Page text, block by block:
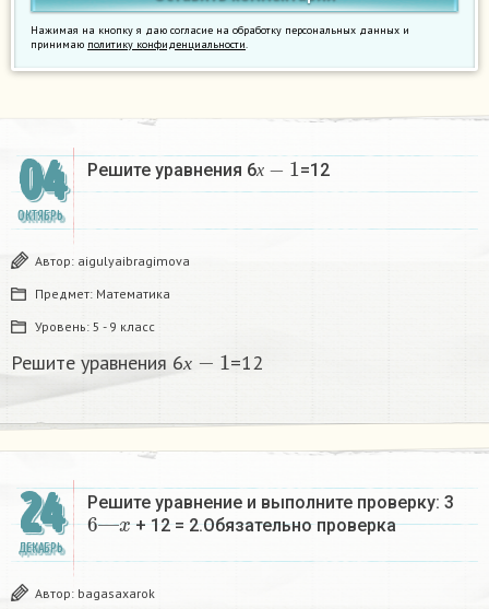
Нажимая на кнопку я даю согласие на обработку персональных данных и
принимаю политику конфиденциальности.
04
ОКТЯБРЬ
Решите уравнения 6х
х − 1
=12
Автор: aigulyaibragimova
Предмет: Математика
Уровень: 5 - 9 класс
Решите уравнения 6х =12
24
ДЕКАБРЬ
Решите уравнение и выполните проверку: 3
6—x
+ 12 = 2.Обязательно проверка
Автор: bagasaxarok